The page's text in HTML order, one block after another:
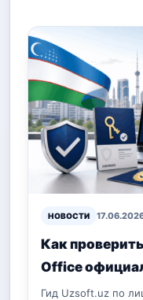
НОВОСТИ
Как
Office
Гид Uzsoft.uz по